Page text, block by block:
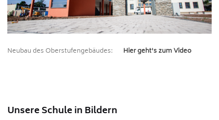
Neubau des Oberstufengebäudes: Hier geht's zum Video
Unsere Schule in Bildern